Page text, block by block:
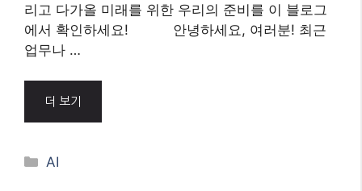
리고 다가올 미래를 위한 우리의 준비를 이 블로그
에서 확인하세요! 안녕하세요, 여러분! 최근
업무나 …
더 보기
Categories
AI